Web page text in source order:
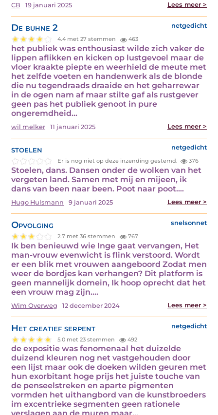
CB 19 januari 2025 Lees meer >
De buhne 2 netgedicht
4.4 met 27 stemmen 463
het publiek was enthousiast wilde zich vaker de
lippen aflikken en kicken op lustgevoel maar de
vloer kraakte piepte en weerhield de meute met
het zelfde voeten en handenwerk als de blonde
die nu tegendraads draaide en het geharrewar
in de ogen nam af maar stilte gaf als rustgever
geen pas het publiek genoot in pure
ongeremdheid…
wil melker 11 januari 2025 Lees meer >
stoelen netgedicht
Er is nog niet op deze inzending gestemd. 376
Stoelen, dans. Dansen onder de wolken van het
vergeten land. Samen met mij en mijeen, ik
dans van been naar been. Poot naar poot.…
Hugo Hulsmann 9 januari 2025 Lees meer >
Opvolging snelsonnet
2.7 met 36 stemmen 767
Ik ben benieuwd wie Inge gaat vervangen, Het
man-vrouw evenwicht is flink verstoord. Wordt
er een blik met vrouwen aangeboord Zodat men
weer de bordjes kan verhangen? Dit platform is
geen mannelijk domein, Ik hoop oprecht dat het
een vrouw mag zijn.…
Wim Overweg 12 december 2024 Lees meer >
Het creatief serpent netgedicht
5.0 met 23 stemmen 492
de expositie was fenomenaal het duizelde
duizend kleuren nog net vastgehouden door
een lijst maar ook de doeken wilden geuren met
hun exorbitant hoge prijs het juiste touche van
de penseelstreken en aparte pigmenten
vormden het uithangbord van de kunstbroeders
im excentrieke segmenten geen rationele